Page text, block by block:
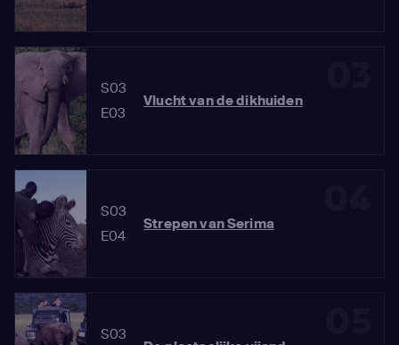
S03
E03
Vlucht van de dikhuiden
S03
E04
Strepen van Serima
S03